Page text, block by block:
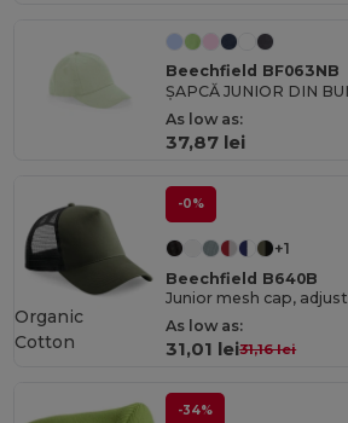
Beechfield BF063NB
As low as:
37,87 lei
-0%
+1
Beechfield B640B
Junior mesh cap,
As low as:
31,01 lei31,16 lei
Organic
Cotton
-34%